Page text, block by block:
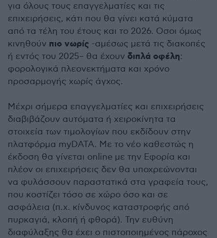
για όλους τους επαγγελματίες και τις
επιχειρήσεις, κάτι που θα γίνει κατά κύματα
από τα τέλη του έτους και το 2026. Οσοι όμως
κινηθούν πιο νωρίς -αμέσως μετά τις διακοπές
ή εντός του 2025– θα έχουν διπλά οφέλη:
φορολογικά πλεονεκτήματα και χρόνο
προσαρμογής χωρίς άγχος.
Μέχρι σήμερα επαγγελματίες και επιχειρήσεις
διαβιβάζουν αυτόματα ή χειροκίνητα τα
στοιχεία των τιμολογίων που εκδίδουν στην
πλατφόρμα myDATA. Με το νέο καθεστώς η
έκδοση θα γίνεται online με την Εφορία και
πλέον οι επιχειρήσεις δεν θα υποχρεώνονται
να φυλάσσουν παραστατικά στα γραφεία τους,
που κοστίζει τόσο σε χώρο όσο και σε
ασφάλεια (π.χ. κίνδυνος καταστροφής από
πυρκαγιά, κλοπή ή φθορά). Την ευθύνη
διαφύλαξης θα έχει ο πιστοποιημένος πάροχος